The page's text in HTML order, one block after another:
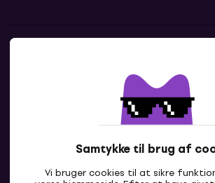
Samtykke til brug af
Vi bruger cookies til at sikre
Kontakt os